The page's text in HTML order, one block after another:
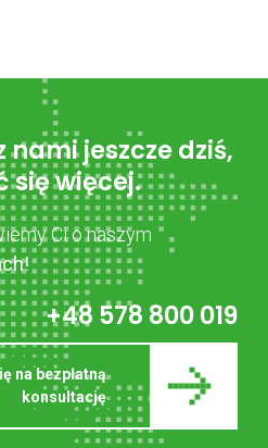
nami jeszcze dziś,
się więcej.
Ci o naszym
+48 578 800 019
na bezpłatną
konsultację